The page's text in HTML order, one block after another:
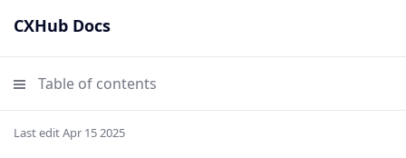
CXHub Docs
Table of contents
Last edit Apr 15 2025